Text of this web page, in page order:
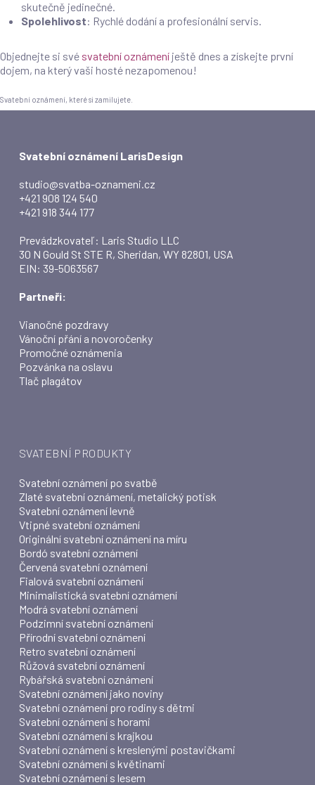
skutečně jedinečné.
Spolehlivost: Rychlé dodání a profesionální servis.
Objednejte si své svatební oznámení ještě dnes a získejte první
dojem, na který vaši hosté nezapomenou!
Svatební oznámení, které si zamilujete.
Svatební oznámení LarisDesign
studio@svatba-oznameni.cz
+421 908 124 540
+421 918 344 177
Prevádzkovateľ: Laris Studio LLC
30 N Gould St STE R, Sheridan, WY 82801, USA
EIN: 39-5063567
Partneři:
Vianočné pozdravy
Vánoční přání a novoročenky
Promočné oznámenia
Pozvánka na oslavu
Tlač plagátov
SVATEBNÍ PRODUKTY
Svatební oznámení po svatbě
Zlaté svatební oznámení, metalický potisk
Svatební oznámení levně
Vtipné svatební oznámení
Originální svatební oznámení na míru
Bordó svatební oznámení
Červená svatební oznámení
Fialová svatební oznámení
Minimalistická svatební oznámení
Modrá svatební oznámení
Podzimní svatební oznámení
Přírodní svatební oznámení
Retro svatební oznámení
Růžová svatební oznámení
Rybářská svatební oznámení
Svatební oznámení jako noviny
Svatební oznámení pro rodiny s dětmi
Svatební oznámení s horami
Svatební oznámení s krajkou
Svatební oznámení s kreslenými postavičkami
Svatební oznámení s květinami
Svatební oznámení s lesem